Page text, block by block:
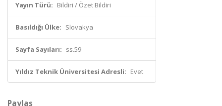
Yayın Türü: Bildiri / Özet Bildiri
Basıldığı Ülke: Slovakya
Sayfa Sayıları: ss.59
Yıldız Teknik Üniversitesi Adresli: Evet
Paylaş